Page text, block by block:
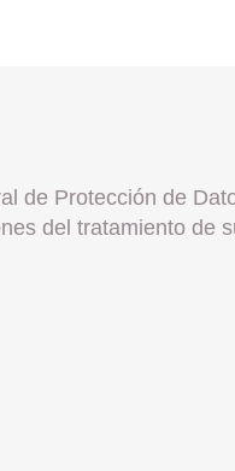
de Protección de
del tratamiento de